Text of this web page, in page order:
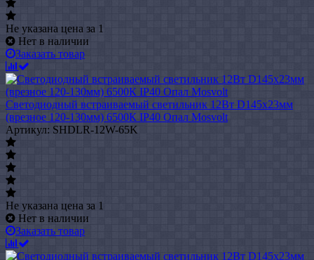
Не указана цена за 1
Нет в наличии
Заказать товар
Светодиодный встраиваемый светильник 12Вт D145х23мм
(врезное 120-130мм) 6500К IP40 Опал Mosvolt
Артикул: SHDLR-12W-65K
Не указана цена за 1
Нет в наличии
Заказать товар